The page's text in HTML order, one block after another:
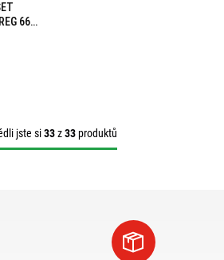
660
jste si33z33produktů